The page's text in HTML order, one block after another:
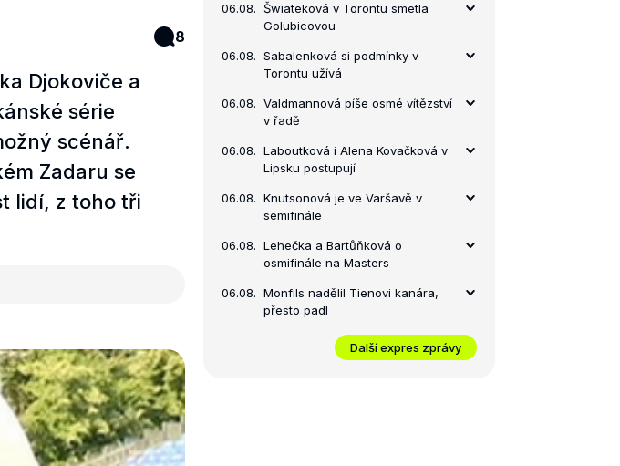
8
Djokoviče a
série
scénář.
Zadaru se
lidí, z toho tři
06.08. Šwiateková v Torontu smetla
Golubicovou
06.08. Sabalenková si podmínky v
Torontu užívá
06.08. Valdmannová píše osmé vítězství
v řadě
06.08. Laboutková i Alena Kovačková v
Lipsku postupují
06.08. Knutsonová je ve Varšavě v
semifinále
06.08. Lehečka a Bartůňková o
osmifinále na Masters
06.08. Monfils nadělil Tienovi kanára,
přesto padl
Další expres zprávy